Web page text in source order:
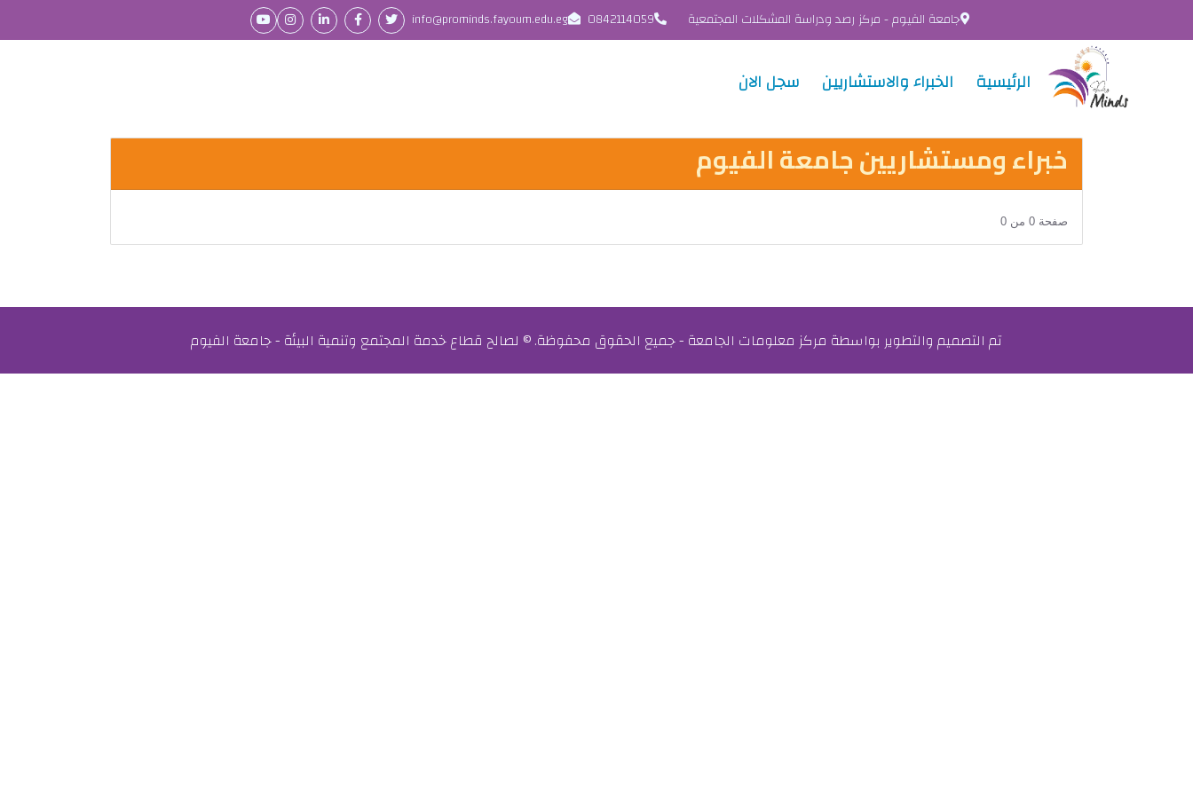
جامعة الفيوم - مركز رصد ودراسة المشكلات المجتمعية 0842114059
info@prominds.fayoum.edu.eg
الرئيسية الخبراء والاستشاريين سجل الان
خبراء ومستشاريين جامعة الفيوم
صفحة 0 من 0
تم التصميم والتطوير بواسطة مركز معلومات الجامعة - جميع الحقوق محفوظة. © لصالح قطاع خدمة المجتمع وتنمية البيئة - جامعة الفيوم